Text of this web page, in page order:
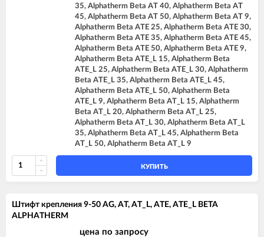
35, Alphatherm Beta AT 40, Alphatherm Beta AT
45, Alphatherm Beta AT 50, Alphatherm Beta AT 9,
Alphatherm Beta ATE 25, Alphatherm Beta ATE 30,
Alphatherm Beta ATE 35, Alphatherm Beta ATE 45,
Alphatherm Beta ATE 50, Alphatherm Beta ATE 9,
Alphatherm Beta ATE_L 15, Alphatherm Beta
ATE_L 25, Alphatherm Beta ATE_L 30, Alphatherm
Beta ATE_L 35, Alphatherm Beta ATE_L 45,
Alphatherm Beta ATE_L 50, Alphatherm Beta
ATE_L 9, Alphatherm Beta AT_L 15, Alphatherm
Beta AT_L 20, Alphatherm Beta AT_L 25,
Alphatherm Beta AT_L 30, Alphatherm Beta AT_L
35, Alphatherm Beta AT_L 45, Alphatherm Beta
AT_L 50, Alphatherm Beta AT_L 9
КУПИТЬ
Штифт крепления 9-50 AG, AT, AT_L, ATE, ATE_L BETA
ALPHATHERM
цена по запросу